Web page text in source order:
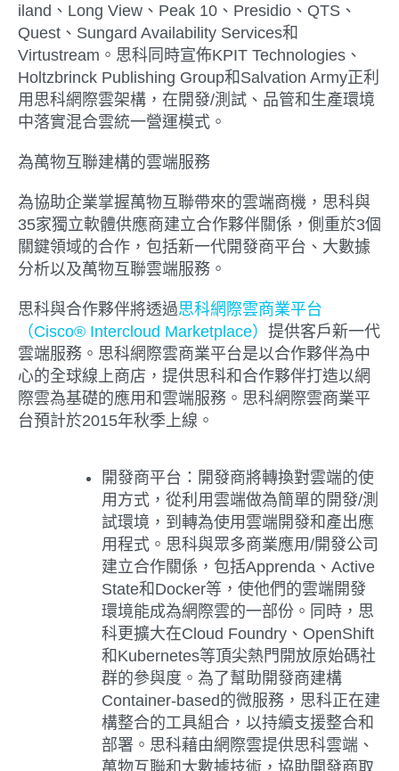
iland、Long View、Peak 10、Presidio、QTS、
Quest、Sungard Availability Services和
Virtustream。思科同時宣佈KPIT Technologies、
Holtzbrinck Publishing Group和Salvation Army正利
用思科網際雲架構，在開發/測試、品管和生產環境
中落實混合雲統一營運模式。
為萬物互聯建構的雲端服務
為協助企業掌握萬物互聯帶來的雲端商機，思科與
35家獨立軟體供應商建立合作夥伴關係，側重於3個
關鍵領域的合作，包括新一代開發商平台、大數據
分析以及萬物互聯雲端服務。
思科與合作夥伴將透過思科網際雲商業平台
（Cisco® Intercloud Marketplace） 提供客戶新一代
雲端服務。思科網際雲商業平台是以合作夥伴為中
心的全球線上商店，提供思科和合作夥伴打造以網
際雲為基礎的應用和雲端服務。思科網際雲商業平
台預計於2015年秋季上線。
開發商平台： 開發商將轉換對雲端的使
用方式，從利用雲端做為簡單的開發/測
試環境，到轉為使用雲端開發和產出應
用程式。思科與眾多商業應用/開發公司
建立合作關係，包括Apprenda、Active
State和Docker等，使他們的雲端開發
環境能成為網際雲的一部份。同時，思
科更擴大在Cloud Foundry、OpenShift
和Kubernetes等頂尖熱門開放原始碼社
群的參與度。為了幫助開發商建構
Container-based的微服務，思科正在建
構整合的工具組合，以持續支援整合和
部署。思科藉由網際雲提供思科雲端、
萬物互聯和大數據技術，協助開發商取